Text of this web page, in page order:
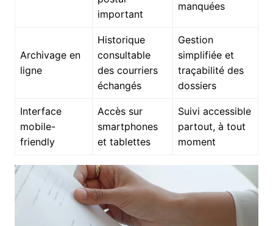
important
manquées
Archivage en
ligne
Historique
consultable
des courriers
échangés
Gestion
simplifiée et
traçabilité des
dossiers
Interface
mobile-
friendly
Accès sur
smartphones
et tablettes
Suivi accessible
partout, à tout
moment